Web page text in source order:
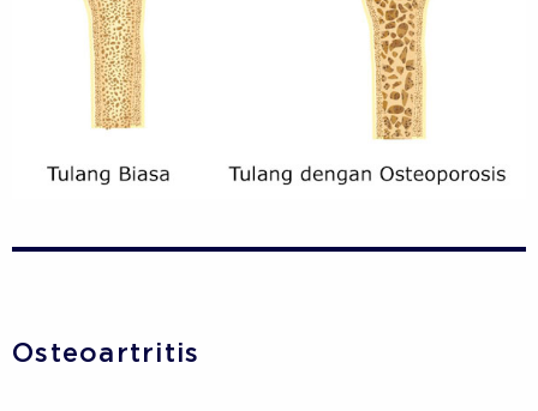
Osteoartritis